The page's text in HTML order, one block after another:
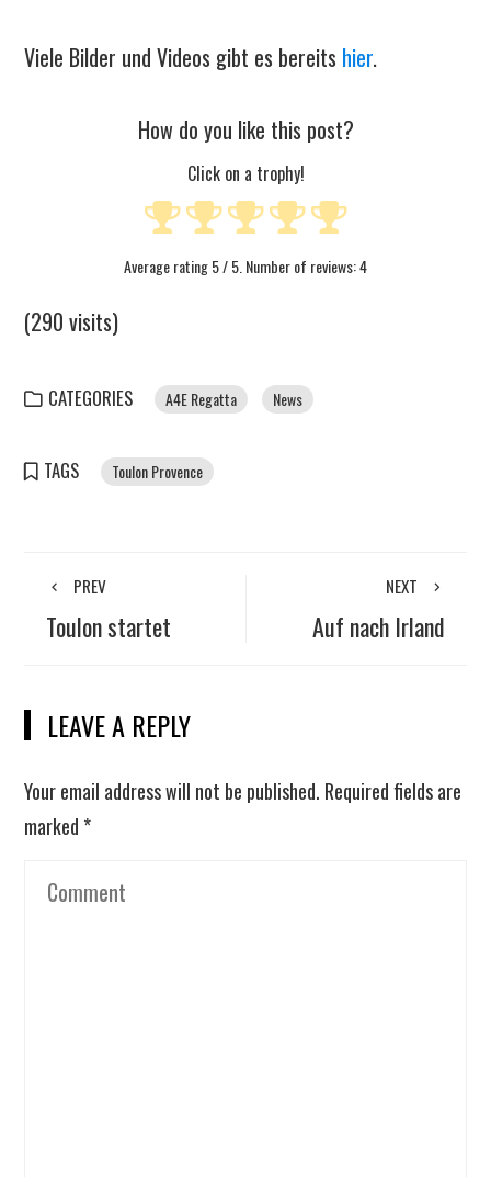
Viele Bilder und Videos gibt es bereits hier.
How do you like this post?
Click on a trophy!
Average rating5/ 5. Number of reviews:4
(290 visits)
CATEGORIES A4E Regatta News
TAGS Toulon Provence
PREV
Toulon startet
NEXT
Auf nach Irland
LEAVE A REPLY
Your email address will not be published. Required fields are
marked *